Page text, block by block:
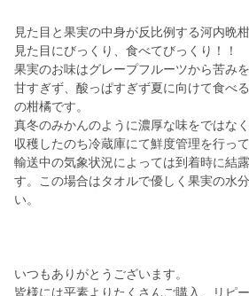
見た目と果実の中身が反比例する河内晩柑
見た目にびっくり、食べてびっくり！！
果実のお味はグレープフルーツから苦み
甘すぎず、酸っぱすぎず夏に向けて食べ
の柑橘です。
真冬のみかんのように濃厚な味をではな
収穫したのち冷蔵庫にて鮮度管理を行って
輸送中の気象状況によっては到着時に結
す。この場合はタオルで優しく果実の水
い。
いつもありがとうございます。
皆様には平素よりたくさんご購入、リピ